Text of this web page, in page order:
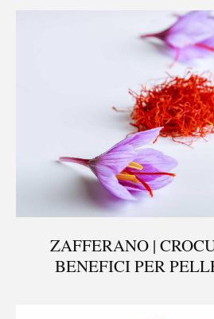
ZAFFERANO |
BENEFICI PER